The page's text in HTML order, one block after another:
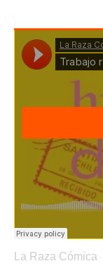
La Raza Cómica ·